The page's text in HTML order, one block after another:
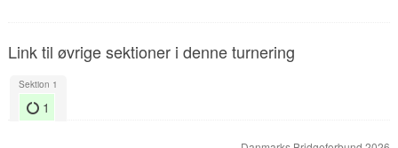
Link til øvrige sektioner i denne turnering
Sektion 1
1